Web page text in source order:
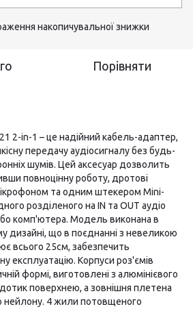
накопичувальної знижки
Порівняти
2-in-1 – це надійний кабель-адаптер,
передачу аудіосигналу без будь-
шумів. Цей аксесуар дозволить
повноцінну роботу, дротові
та одним штекером Mini-
розділеного на IN та OUT аудіо
комп'ютера. Модель виконана в
дизайні, що в поєднанні з невеликою
всього 25см, забезпечить
експлуатацію. Корпуси роз'ємів
формі, виготовлені з алюмінієвого
поверхнею, а зовнішня плетена
нейлону. 4 жили потовщеного